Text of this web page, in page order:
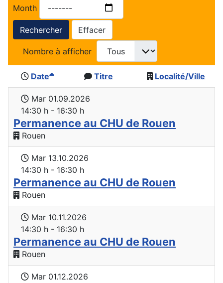
Month
Rechercher Effacer
Nombre à afficher
Date Titre Localité/Ville
Mar 01.09.2026
14:30 h - 16:30 h
Permanence au CHU de Rouen
Rouen
Mar 13.10.2026
14:30 h - 16:30 h
Permanence au CHU de Rouen
Rouen
Mar 10.11.2026
14:30 h - 16:30 h
Permanence au CHU de Rouen
Rouen
Mar 01.12.2026